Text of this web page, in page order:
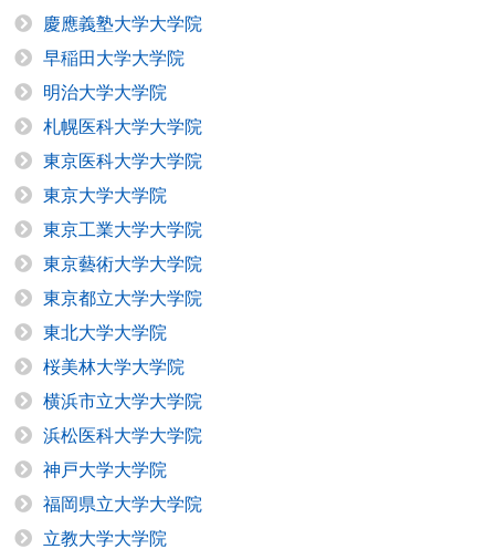
慶應義塾大学大学院
早稲田大学大学院
明治大学大学院
札幌医科大学大学院
東京医科大学大学院
東京大学大学院
東京工業大学大学院
東京藝術大学大学院
東京都立大学大学院
東北大学大学院
桜美林大学大学院
横浜市立大学大学院
浜松医科大学大学院
神戸大学大学院
福岡県立大学大学院
立教大学大学院